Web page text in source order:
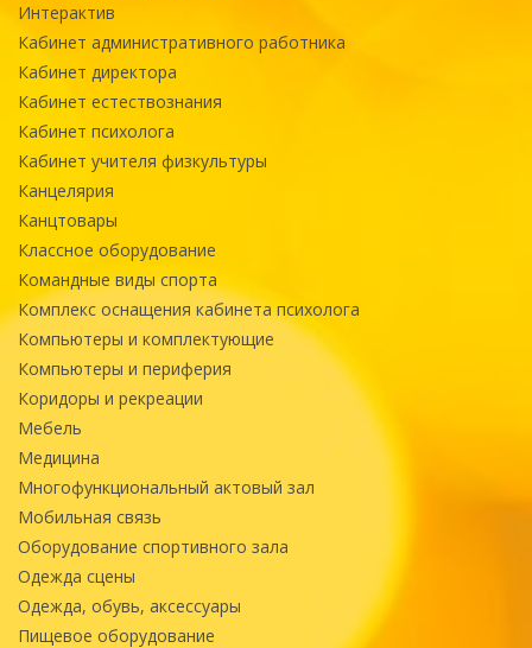
Интерактив
Кабинет административного работника
Кабинет директора
Кабинет естествознания
Кабинет психолога
Кабинет учителя физкультуры
Канцелярия
Канцтовары
Классное оборудование
Командные виды спорта
Комплекс оснащения кабинета психолога
Компьютеры и комплектующие
Компьютеры и периферия
Коридоры и рекреации
Мебель
Медицина
Многофункциональный актовый зал
Мобильная связь
Оборудование спортивного зала
Одежда сцены
Одежда, обувь, аксессуары
Пищевое оборудование